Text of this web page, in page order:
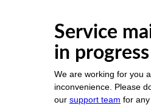
Service
in progress
We are working for you
inconvenience. Please
our support team for